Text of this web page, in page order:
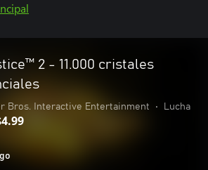
2 - 11.000 cristales
Bros. Interactive Entertainment • Lucha